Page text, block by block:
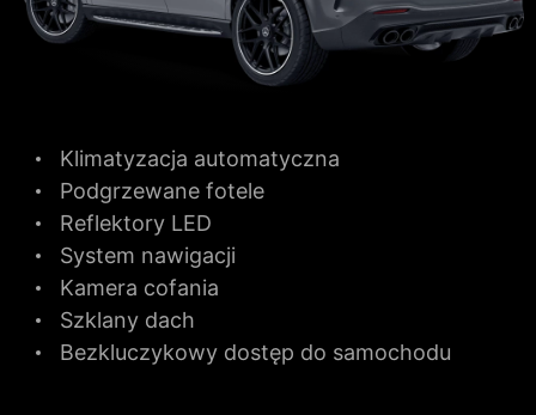
Klimatyzacja automatyczna
Podgrzewane fotele
Reflektory LED
System nawigacji
Kamera cofania
Szklany dach
Bezkluczykowy dostęp do samochodu